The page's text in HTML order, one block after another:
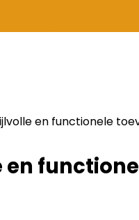
en functionele
en